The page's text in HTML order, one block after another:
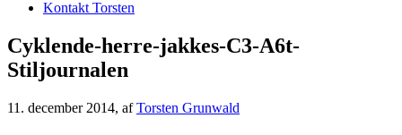
Kontakt Torsten
Cyklende-herre-jakkes-C3-A6t-
Stiljournalen
11. december 2014, afTorsten Grunwald